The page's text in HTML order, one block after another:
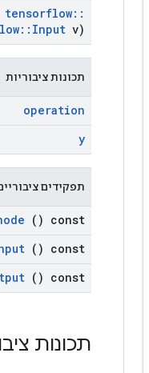
tensorflow::
:: Input v)
תכונות ציבוריות
operation
y
תפקידים
() const
() const
() const
תכונות